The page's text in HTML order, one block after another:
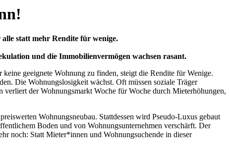
statt mehr Rendite für wenige.
und die Immobilienvermögen wachsen rasant.
geeignete Wohnung zu finden, steigt die Rendite für Wenige.
Die Wohnungslosigkeit wächst. Oft müssen soziale Träger
verliert der Wohnungsmarkt Woche für Woche durch Mieterhöhungen,
Wohnungsneubau. Stattdessen wird Pseudo-Luxus gebaut
Boden und von Wohnungsunternehmen verschärft. Der
noch: Statt Mieter*innen und Wohnungsuchende in dieser